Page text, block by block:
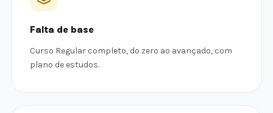
Falta de base
Curso Regular completo, do zero ao avançado, com
plano de estudos.